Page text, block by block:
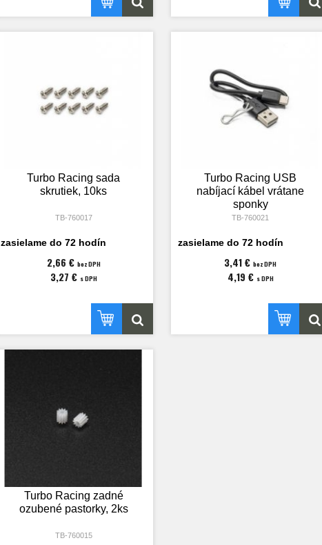
Turbo Racing sada
skrutiek, 10ks
TB-760017
zasielame do 72 hodín
2,66 € bez DPH
3,27 € s DPH
Turbo Racing USB
nabíjací kábel vrátane
sponky
TB-760021
zasielame do 72 hodín
3,41 €bez DPH
4,19 € s DPH
Turbo Racing zadné
ozubené pastorky, 2ks
TB-760015